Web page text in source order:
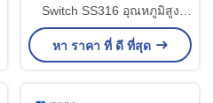
Switch SS316 อุณหภูมิสูง
สําหรับการทําเหมืองแร่,
อาหารและเครื่องดื่ม, silo และ
หา ราคา ที่ ดี ที่สุด